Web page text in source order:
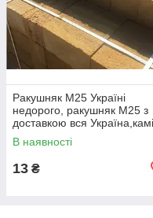
Ракушняк М25 Україні
недорого, ракушняк М25 з
доставкою вся
ракушняк М25 виробник
В наявності
13 ₴